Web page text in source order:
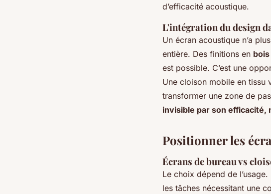
d’efficacité acoustique.
L'intégration du design
Un écran acoustique n’a
entière. Des finitions en
est possible. C’est une
Une cloison mobile en tissu
transformer une zone de
invisible par son efficacité,
Positionner les
Écrans de bureau vs
Le choix dépend de l’usage.
les tâches nécessitant une